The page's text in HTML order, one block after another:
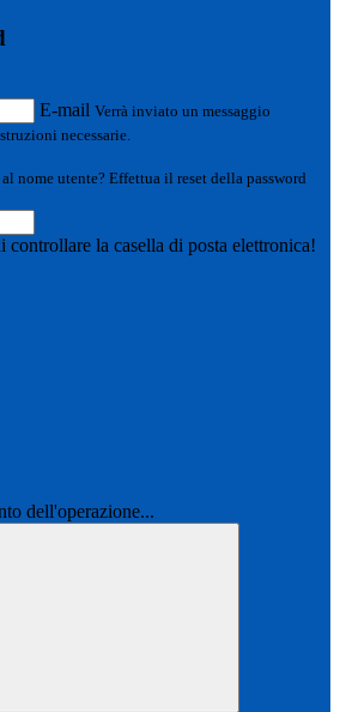
E-mail Verrà inviato un messaggio
necessarie.
nome utente? Effettua il reset della password
controllare la casella di posta elettronica!
dell'operazione...